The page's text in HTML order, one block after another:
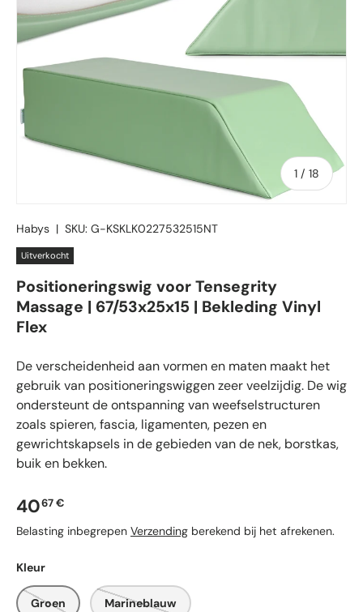
1 / van
18
Habys | SKU: G-KSKLK0227532515NT
Uitverkocht
Positioneringswig voor Tensegrity
Massage | 67/53x25x15 | Bekleding Vinyl
Flex
De verscheidenheid aan vormen en maten maakt het
gebruik van positioneringswiggen zeer veelzijdig. De wig
ondersteunt de ontspanning van weefselstructuren
zoals spieren, fascia, ligamenten, pezen en
gewrichtskapsels in de gebieden van de nek, borstkas,
buik en bekken.
Reguliere prijs
4067 €
Belasting inbegrepen Verzending berekend bij het afrekenen.
Kleur
Groen Marineblauw